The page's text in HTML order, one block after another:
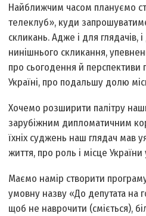
Найближчим часом плануємо
телеклуб», куди
скликань. Адже і для глядачів,
нинішнього скликання,
про сьогодення й
Україні, про подальшу долю
Хочемо розширити палітру
зарубіжним дипломатичним
їхніх суд­жень наш глядач мав
життя, про роль і місце України
Маємо намір створити
умовну назву «До депутата на
щоб не наврочити (сміється),